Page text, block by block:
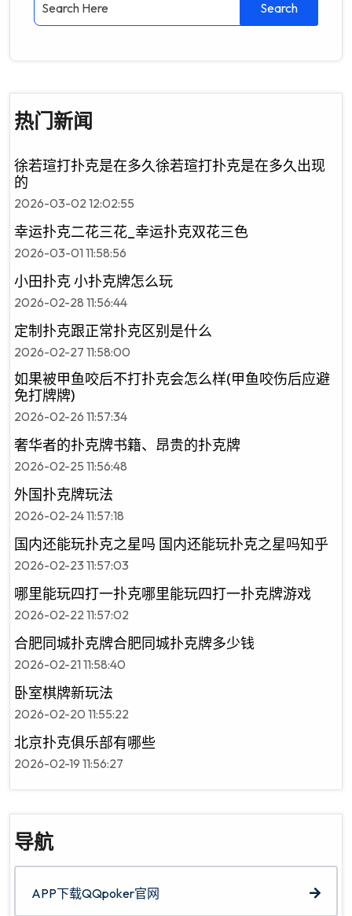
热门新闻
徐若瑄打扑克是在多久徐若瑄打扑克是在多久出现
的
2026-03-02 12:02:55
幸运扑克二花三花_幸运扑克双花三色
2026-03-01 11:58:56
小田扑克 小扑克牌怎么玩
2026-02-28 11:56:44
定制扑克跟正常扑克区别是什么
2026-02-27 11:58:00
如果被甲鱼咬后不打扑克会怎么样(甲鱼咬伤后应避
免打牌牌)
2026-02-26 11:57:34
奢华者的扑克牌书籍、昂贵的扑克牌
2026-02-25 11:56:48
外国扑克牌玩法
2026-02-24 11:57:18
国内还能玩扑克之星吗 国内还能玩扑克之星吗知乎
2026-02-23 11:57:03
哪里能玩四打一扑克哪里能玩四打一扑克牌游戏
2026-02-22 11:57:02
合肥同城扑克牌合肥同城扑克牌多少钱
2026-02-21 11:58:40
卧室棋牌新玩法
2026-02-20 11:55:22
北京扑克俱乐部有哪些
2026-02-19 11:56:27
导航
APP下载QQpoker官网